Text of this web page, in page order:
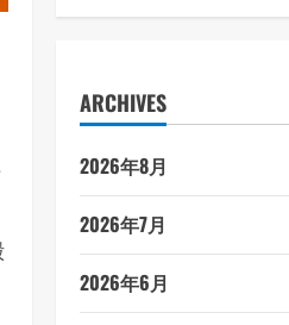
ARCHIVES
2026年8月
2026年7月
2026年6月